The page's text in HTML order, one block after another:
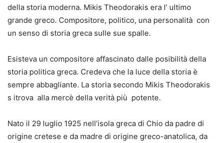
della storia moderna. Mikis Theodorakis era l’ ultimo
grande greco. Compositore, politico, una personalità con
un senso di storia greca sulle sue spalle.
Esisteva un compositore affascinato dalle posibilità della
storia politica greca. Credeva che la luce della storia è
sempre abbagliante. La storia secondo Mikis Theodorakis
s itrova alla mercè della verità più potente.
Nato il 29 luglio 1925 nell’isola greca di Chio da padre di
origine cretese e da madre di origine greco-anatolica, da